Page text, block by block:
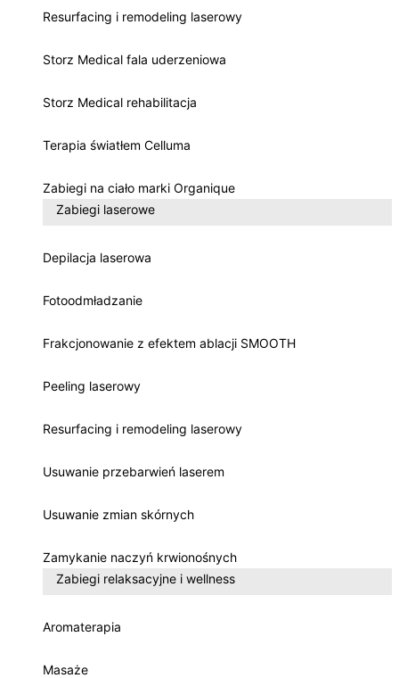
Resurfacing i remodeling laserowy
Storz Medical fala uderzeniowa
Storz Medical rehabilitacja
Terapia światłem Celluma
Zabiegi na ciało marki Organique
Zabiegi laserowe
Depilacja laserowa
Fotoodmładzanie
Frakcjonowanie z efektem ablacji SMOOTH
Peeling laserowy
Resurfacing i remodeling laserowy
Usuwanie przebarwień laserem
Usuwanie zmian skórnych
Zamykanie naczyń krwionośnych
Zabiegi relaksacyjne i wellness
Aromaterapia
Masaże